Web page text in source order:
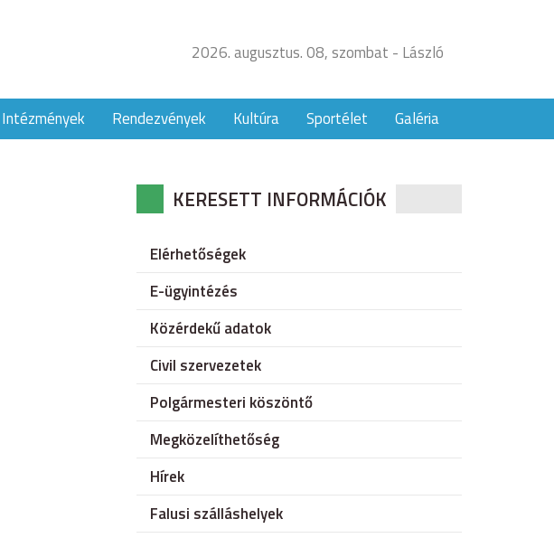
2026. augusztus. 08, szombat - László
Intézmények Rendezvények Kultúra Sportélet Galéria
KERESETT INFORMÁCIÓK
Elérhetőségek
E-ügyintézés
Közérdekű adatok
Civil szervezetek
Polgármesteri köszöntő
Megközelíthetőség
Hírek
Falusi szálláshelyek